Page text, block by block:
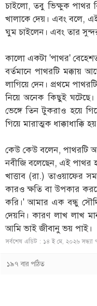
চাইলো, তবু ভিক্ষুক পাথর
খালাকে দেয়। এবং বলে,
ঘুম চাইলেন। এবং তার
কালো একটা 'পাথর'
বর্তমানে পাথরটি মক্কায়
লাগিয়ে দেন। প্রথমে
নিয়ে অনেক কিছুই
ভেঙ্গে তিন টুকরাও হয়ে
গিয়ে মারাত্মক
কেউ কেউ বলেন, পাথরটি
নবীজি বলেছেন, এই পাথর
খাত্তাব (রা.) তাওয়াফের
কারও ক্ষতি বা উপকার
করি।' আমার এক বন্ধু
দেয়নি। কারণ লাখ লাখ
আমি ভাই জীবানু ভয় পাই।
সর্বশেষ এডিট : ১৪ ই মে, ২০২৬ সন্ধ্যা
১৯৭ বার পঠিত